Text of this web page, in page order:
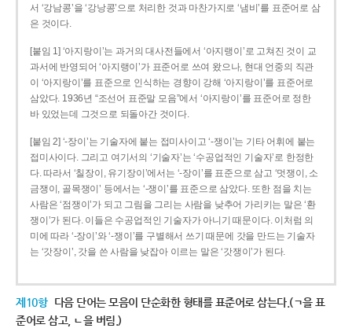
서 ‘강남콩’을 ‘강낭콩’으로 처리한 것과 마찬가지로 ‘냄비’를 표준어로 삼
은 것이다.
[붙임 1] ‘아지랑이’는 과거의 대사전들에서 ‘아지랭이’로 고쳐진 것이 교
과서에 반영되어 ‘아지랭이’가 표준어로 쓰여 왔으나, 현대 언중의 직관
이 ‘아지랑이’를 표준으로 인식하는 경향이 강해 ‘아지랑이’를 표준어로
삼았다. 1936년 “조선어 표준말 모음”에서 ‘아지랑이’를 표준어로 정한
바 있었는데 그것으로 되돌아간 것이다.
[붙임 2] ‘-장이’는 기술자에 붙는 접미사이고 ‘-쟁이’는 기타 어휘에 붙는
접미사이다. 그리고 여기서의 ‘기술자’는 ‘수공업적인 기술자’로 한정한
다. 따라서 ‘칠장이, 유기장이’에서는 ‘-장이’를 표준으로 삼고 ‘멋쟁이, 소
금쟁이, 골목쟁이’ 등에서는 ‘-쟁이’를 표준으로 삼았다. 또한 점을 치는
사람은 ‘점쟁이’가 되고 그림을 그리는 사람을 낮추어 가리키는 말은 ‘환
쟁이’가 된다. 이들은 수공업적인 기술자가 아니기 때문이다. 이처럼 의
미에 따라 ‘-장이’와 ‘-쟁이’를 구별해서 쓰기 때문에 갓을 만드는 기술자
는 ‘갓장이’, 갓을 쓴 사람을 낮잡아 이르는 말은 ‘갓쟁이’가 된다.
제10항 다음 단어는 모음이 단순화한 형태를 표준어로 삼는다.(ㄱ을 표
준어로 삼고, ㄴ을 버림.)